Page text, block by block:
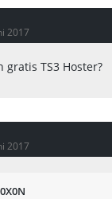
2017
TS3 Hoster?
2017